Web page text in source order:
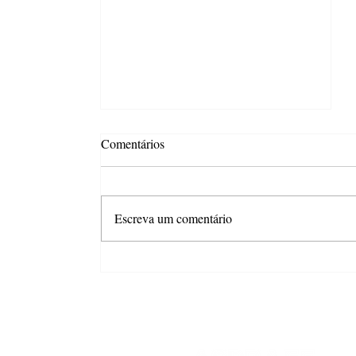
Comentários
Escreva um comentário